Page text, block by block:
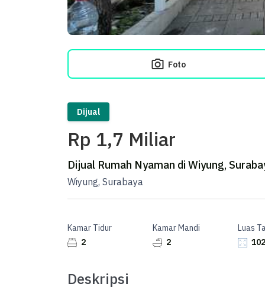
Foto
Dijual
Rp 1,7 Miliar
Dijual Rumah Nyaman di Wiyung,
Wiyung, Surabaya
Kamar Tidur
2
Kamar Mandi
2
Luas
Deskripsi